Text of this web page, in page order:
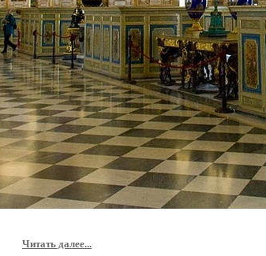
Читать далее...